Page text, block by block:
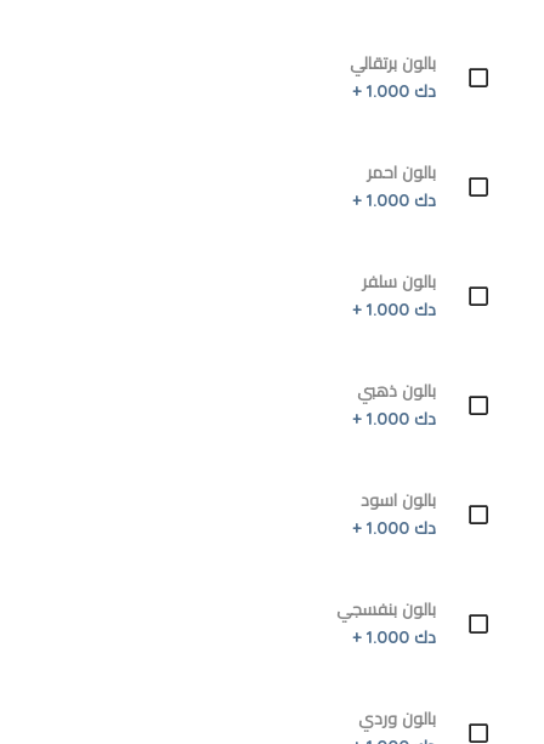
بالون برتقالي
دك 1.000 +
بالون احمر
دك 1.000 +
بالون سلفر
دك 1.000 +
بالون ذهبي
دك 1.000 +
بالون اسود
دك 1.000 +
بالون بنفسجي
دك 1.000 +
بالون وردي